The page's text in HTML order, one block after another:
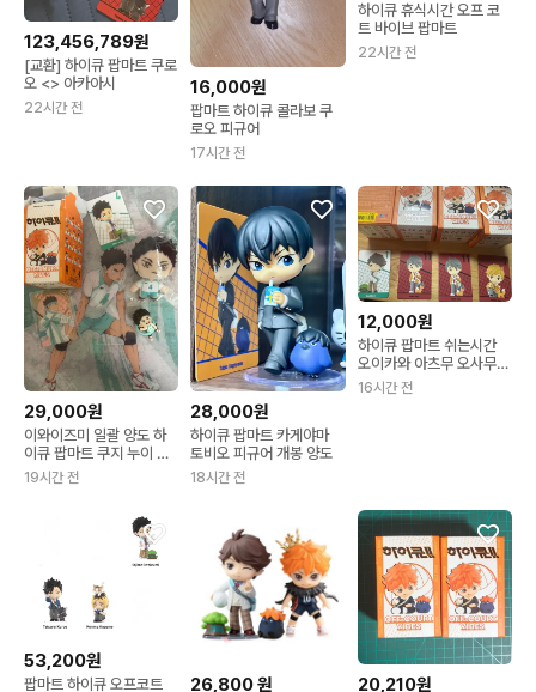
123,456,789원
[교환] 하이큐 팝마트 쿠로
오 <> 아카아시
22시간 전
16,000원
팝마트 하이큐 콜라보 쿠
로오 피규어
17시간 전
하이큐 휴식시간 오프 코
트 바이브 팝마트
22시간 전
29,000원
이와이즈미 일괄 양도 하
이큐 팝마트 쿠지 누이 가
챠
19시간 전
28,000원
하이큐 팝마트 카게야마
토비오 피규어 개봉 양도
18시간 전
12,000원
하이큐 팝마트 쉬는시간
오이카와 아츠무 오사무
판매
16시간 전
53,200원
팝마트 하이큐 오프코트 26,800원 20,210원